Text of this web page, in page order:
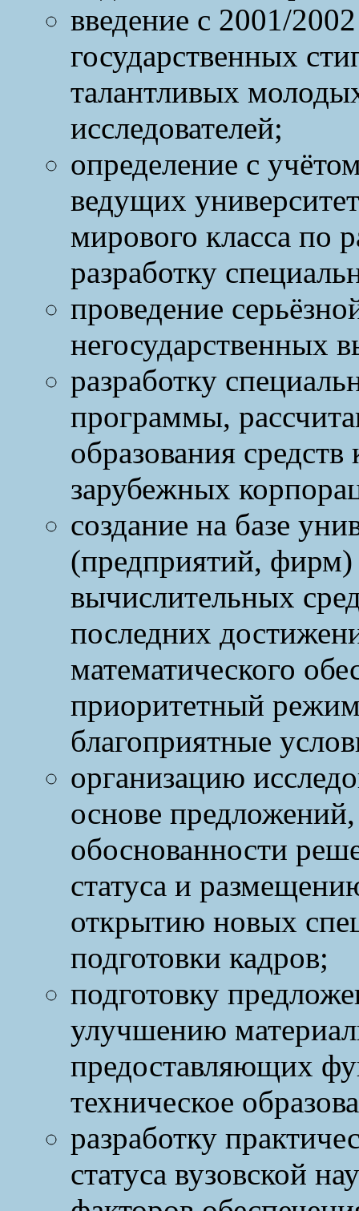
введение с 2001/
государственных
талантливых
исследователей;
определение с
ведущих
мирового класса по
разработку
проведение
негосударственных
разработку
программы,
образования
зарубежных
создание на базе
(предприятий, фирм)
вычислительных
последних
математического
приоритетный
благоприятные
организацию
основе
обоснованности
статуса и
открытию новых
подготовки кадров;
подготовку
улучшению
предоставляющих
техническое
разработку
статуса вузовской